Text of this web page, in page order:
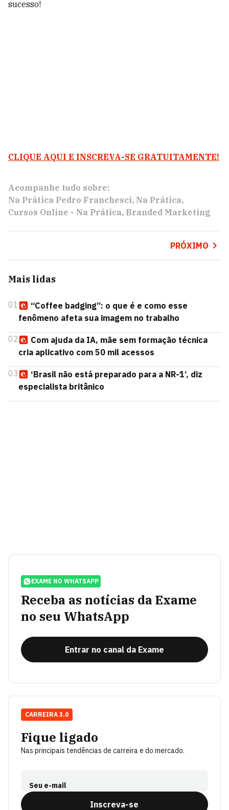
sucesso!
CLIQUE AQUI E INSCREVA-SE GRATUITAMENTE!
Acompanhe tudo sobre:
Na Prática Pedro Franchesci Na Prática
Cursos Online - Na Prática Branded Marketing
PRÓXIMO
Mais lidas
01
“Coffee badging”: o que é e como esse
fenômeno afeta sua imagem no trabalho
02
Com ajuda da IA, mãe sem formação técnica
cria aplicativo com 50 mil acessos
03
‘Brasil não está preparado para a NR-1’, diz
especialista britânico
EXAME NO WHATSAPP
Receba as notícias da Exame
no seu WhatsApp
Entrar no canal da Exame
Fique ligado
Nas principais tendências de carreira e do mercado.
Seu e-mail
Inscreva-se
CARREIRA 3.0